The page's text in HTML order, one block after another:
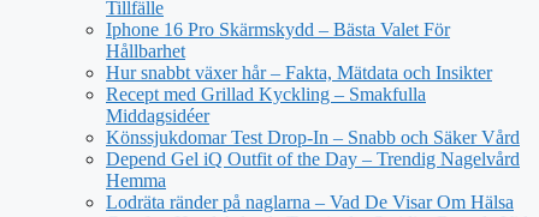
Tillfälle
Iphone 16 Pro Skärmskydd – Bästa Valet För
Hållbarhet
Hur snabbt växer hår – Fakta, Mätdata och Insikter
Recept med Grillad Kyckling – Smakfulla
Middagsidéer
Könssjukdomar Test Drop-In – Snabb och Säker Vård
Depend Gel iQ Outfit of the Day – Trendig Nagelvård
Hemma
Lodräta ränder på naglarna – Vad De Visar Om Hälsa